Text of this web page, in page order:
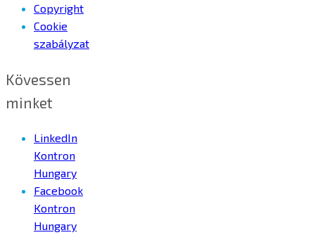
Copyright
Cookie
szabályzat
Kövessen
minket
LinkedIn
Kontron
Hungary
Facebook
Kontron
Hungary